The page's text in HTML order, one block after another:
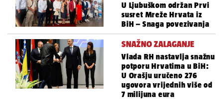
U Ljubuškom održan Prvi
susret Mreže Hrvata iz
BiH – Snaga povezivanja
SNAŽNO ZALAGANJE
Vlada RH nastavlja snažnu
potporu Hrvatima u BiH:
U Orašju uručeno 276
ugovora vrijednih više od
7 milijuna eura